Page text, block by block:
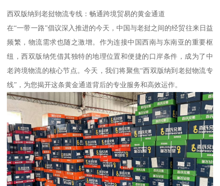
西双版纳到老挝物流专线：畅通跨境贸易的黄金通道
在“一带一路”倡议深入推进的今天，中国与老挝之间的经贸往来日益
频繁，物流需求也随之激增。作为连接中国西南与东南亚的重要枢
纽，西双版纳凭借其独特的地理位置和便捷的口岸条件，成为了中
老跨境物流的核心节点。今天，我们将聚焦“西双版纳到老挝物流专
线”，为您揭开这条黄金通道背后的专业服务和高效运作。